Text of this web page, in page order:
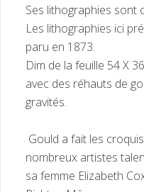
Ses lithographies sont
Les lithographies ici
paru en 1873.
Dim de la feuille 54 X
avec des réhauts de
gravités.
Gould a fait les
nombreux artistes
sa femme Elizabeth